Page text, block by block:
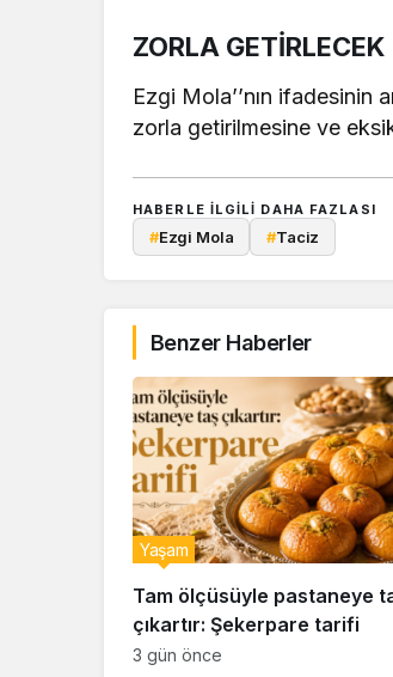
ZORLA GETİRLECEK
Ezgi Mola’’nın ifadesinin
zorla getirilmesine ve
HABERLE ILGILI DAHA FAZLASI
#Ezgi Mola #Taciz
Benzer Haberler
Tam ölçüsüyle pastaneye
çıkartır: Şekerpare tarifi
Yaşam
3 gün önce